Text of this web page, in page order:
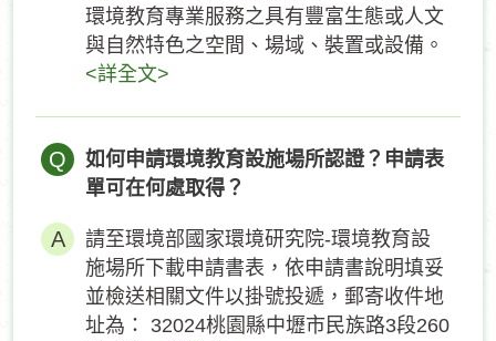
環境教育專業服務之具有豐富生態或人文
與自然特色之空間、場域、裝置或設備。
<詳全文>
Q
如何申請環境教育設施場所認證？申請表
單可在何處取得？
請至環境部國家環境研究院-環境教育設
施場所下載申請書表，依申請書說明填妥
並檢送相關文件以掛號投遞，郵寄收件地
址為： 32024桃園縣中壢市民族路3段260